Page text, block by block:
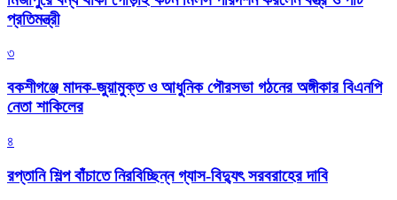
প্রতিমন্ত্রী
৩
বকশীগঞ্জে মাদক-জুয়ামুক্ত ও আধুনিক পৌরসভা গঠনের অঙ্গীকার বিএনপি
নেতা শাকিলের
৪
রপ্তানি শিল্প বাঁচাতে নিরবিচ্ছিন্ন গ্যাস-বিদ্যুৎ সরবরাহের দাবি